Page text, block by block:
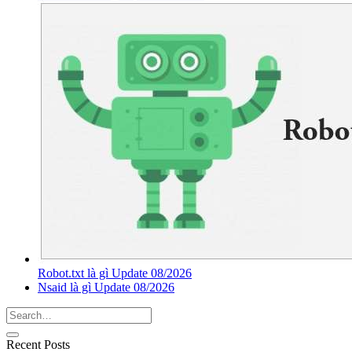
Robot.txt là gì Update 08/2026
Nsaid là gì Update 08/2026
Recent Posts